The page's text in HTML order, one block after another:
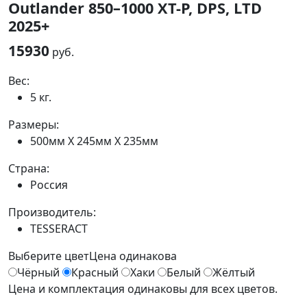
Outlander 850–1000 XT-P, DPS, LTD
2025+
15930 руб.
Вес:
5 кг.
Размеры:
500мм Х 245мм Х 235мм
Страна:
Россия
Производитель:
TESSERACT
Выберите цветЦена одинакова
Чёрный
Красный Хаки Белый
Жёлтый
Цена и комплектация одинаковы для всех цветов.